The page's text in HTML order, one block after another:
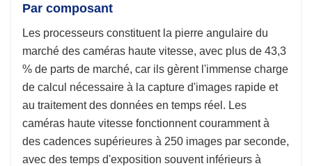
Par composant
Les processeurs constituent la pierre angulaire du
marché des caméras haute vitesse, avec plus de 43,3
% de parts de marché, car ils gèrent l'immense charge
de calcul nécessaire à la capture d'images rapide et
au traitement des données en temps réel. Les
caméras haute vitesse fonctionnent couramment à
des cadences supérieures à 250 images par seconde,
avec des temps d'exposition souvent inférieurs à